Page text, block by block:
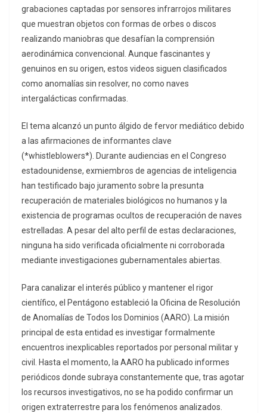
grabaciones captadas por sensores infrarrojos militares
que muestran objetos con formas de orbes o discos
realizando maniobras que desafían la comprensión
aerodinámica convencional. Aunque fascinantes y
genuinos en su origen, estos videos siguen clasificados
como anomalías sin resolver, no como naves
intergalácticas confirmadas.
El tema alcanzó un punto álgido de fervor mediático debido
a las afirmaciones de informantes clave
(*whistleblowers*). Durante audiencias en el Congreso
estadounidense, exmiembros de agencias de inteligencia
han testificado bajo juramento sobre la presunta
recuperación de materiales biológicos no humanos y la
existencia de programas ocultos de recuperación de naves
estrelladas. A pesar del alto perfil de estas declaraciones,
ninguna ha sido verificada oficialmente ni corroborada
mediante investigaciones gubernamentales abiertas.
Para canalizar el interés público y mantener el rigor
científico, el Pentágono estableció la Oficina de Resolución
de Anomalías de Todos los Dominios (AARO). La misión
principal de esta entidad es investigar formalmente
encuentros inexplicables reportados por personal militar y
civil. Hasta el momento, la AARO ha publicado informes
periódicos donde subraya constantemente que, tras agotar
los recursos investigativos, no se ha podido confirmar un
origen extraterrestre para los fenómenos analizados.